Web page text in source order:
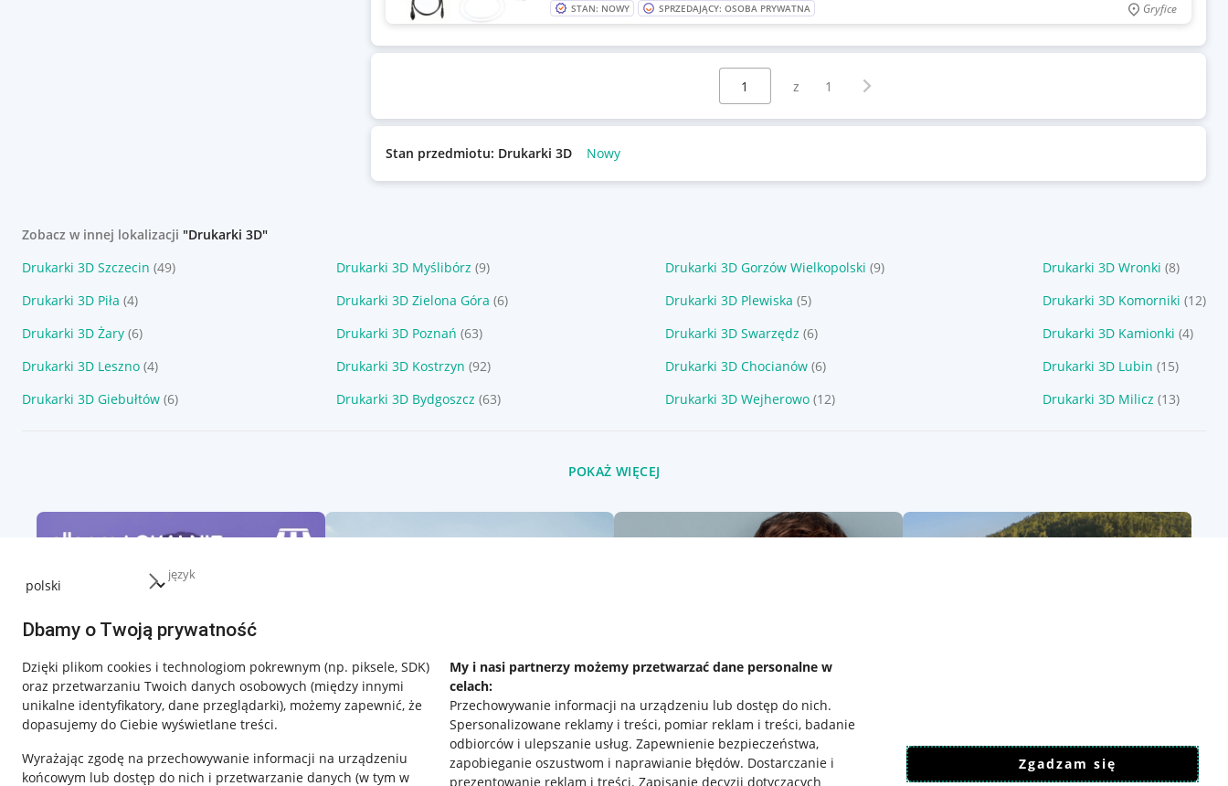
język
Dbamy o Twoją prywatność
Dzięki plikom cookies i technologiom pokrewnym (np. piksele, SDK)
oraz przetwarzaniu Twoich danych osobowych (między innymi
unikalne identyfikatory, dane przeglądarki), możemy zapewnić, że
dopasujemy do Ciebie wyświetlane treści.
Wyrażając zgodę na przechowywanie informacji na urządzeniu
końcowym lub dostęp do nich i przetwarzanie danych (w tym w
My i nasi partnerzy możemy przetwarzać dane personalne w
celach:
Przechowywanie informacji na urządzeniu lub dostęp do nich.
Spersonalizowane reklamy i treści, pomiar reklam i treści, badanie
odbiorców i ulepszanie usług. Zapewnienie bezpieczeństwa,
zapobieganie oszustwom i naprawianie błędów. Dostarczanie i
prezentowanie reklam i treści. Zapisanie decyzji dotyczących
Zgadzam się
STAN: NOWY SPRZEDAJĄCY: OSOBA PRYWATNA Gryfice
Wybierz stronę:
z 1 Następna strona
Stan przedmiotu: Drukarki 3D Nowy
Zobacz w innej lokalizacji "Drukarki 3D"
Drukarki 3D Szczecin (49) Drukarki 3D Myślibórz (9) Drukarki 3D Gorzów Wielkopolski (9) Drukarki 3D Wronki (8)
Drukarki 3D Piła (4) Drukarki 3D Zielona Góra (6) Drukarki 3D Plewiska (5) Drukarki 3D Komorniki (12)
Drukarki 3D Żary (6) Drukarki 3D Poznań (63) Drukarki 3D Swarzędz (6) Drukarki 3D Kamionki (4)
Drukarki 3D Leszno (4) Drukarki 3D Kostrzyn (92) Drukarki 3D Chocianów (6) Drukarki 3D Lubin (15)
Drukarki 3D Giebułtów (6) Drukarki 3D Bydgoszcz (63) Drukarki 3D Wejherowo (12) Drukarki 3D Milicz (13)
POKAŻ WIĘCEJ